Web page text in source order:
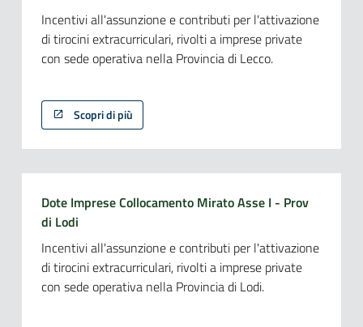
Incentivi all'assunzione e contributi per l'attivazione
di tirocini extracurriculari, rivolti a imprese private
con sede operativa nella Provincia di Lecco.
Scopri di più
Dote Imprese Collocamento Mirato Asse I - Prov
di Lodi
Incentivi all'assunzione e contributi per l'attivazione
di tirocini extracurriculari, rivolti a imprese private
con sede operativa nella Provincia di Lodi.